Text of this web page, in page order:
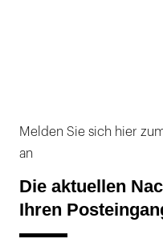
Melden Sie sich hier
an
Die aktuellen
Ihren